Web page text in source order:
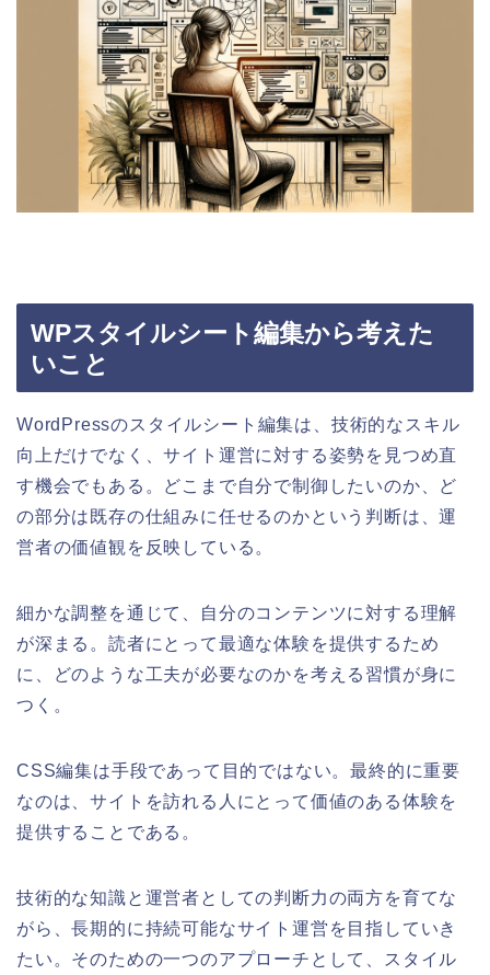
WPスタイルシート編集から考えた
いこと
WordPressのスタイルシート編集は、技術的なスキル
向上だけでなく、サイト運営に対する姿勢を見つめ直
す機会でもある。どこまで自分で制御したいのか、ど
の部分は既存の仕組みに任せるのかという判断は、運
営者の価値観を反映している。
細かな調整を通じて、自分のコンテンツに対する理解
が深まる。読者にとって最適な体験を提供するため
に、どのような工夫が必要なのかを考える習慣が身に
つく。
CSS編集は手段であって目的ではない。最終的に重要
なのは、サイトを訪れる人にとって価値のある体験を
提供することである。
技術的な知識と運営者としての判断力の両方を育てな
がら、長期的に持続可能なサイト運営を目指していき
たい。そのための一つのアプローチとして、スタイル